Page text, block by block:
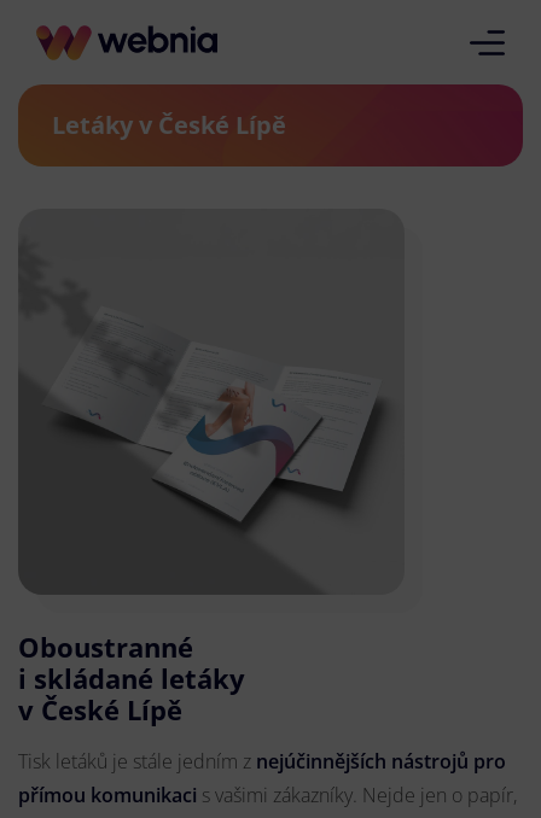
Letáky v České Lípě
Oboustranné
i skládané letáky
v České Lípě
Tisk letáků je stále jedním z nejúčinnějších nástrojů pro
přímou komunikaci s vašimi zákazníky. Nejde jen o papír,